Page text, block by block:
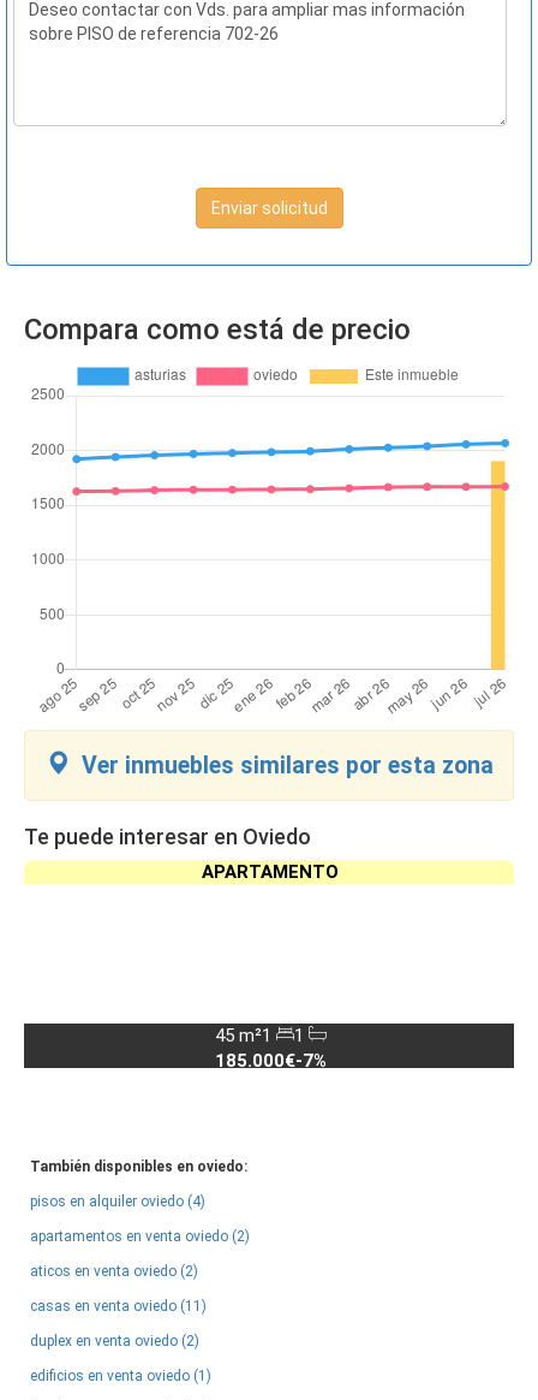
Enviar solicitud
Compara como está de precio
Ver inmuebles similares por esta zona
Te puede interesar en Oviedo
APARTAMENTO
45 m²1
1
185.000€-7%
También disponibles en oviedo:
pisos en alquiler oviedo (4)
apartamentos en venta oviedo (2)
aticos en venta oviedo (2)
casas en venta oviedo (11)
duplex en venta oviedo (2)
edificios en venta oviedo (1)